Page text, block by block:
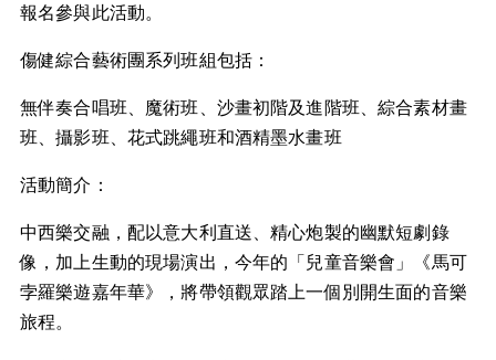
報名參與此活動。
傷健綜合藝術團系列班組包括：
無伴奏合唱班、 魔術班、 沙畫初階及進階班、綜合素材畫
班、攝影班、 花式跳繩班和酒精墨水畫班
活動簡介：
中西樂交融，配以意大利直送、精心炮製的幽默短劇錄
像，加上生動的現場演出，今年的「兒童音樂會」《馬可
孛羅樂遊嘉年華》，將帶領觀眾踏上一個別開生面的音樂
旅程。